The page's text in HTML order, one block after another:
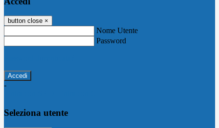
button close ×
Nome Utente
Password
-
Seleziona utente